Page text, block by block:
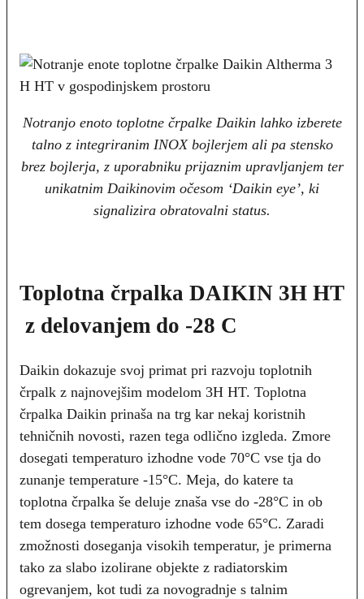
Notranjo enoto toplotne črpalke Daikin lahko izberete
talno z integriranim INOX bojlerjem ali pa stensko
brez bojlerja, z uporabniku prijaznim upravljanjem ter
unikatnim Daikinovim očesom ‘Daikin eye’, ki
signalizira obratovalni status.
Toplotna črpalka DAIKIN 3H HT
z delovanjem do -28 C
Daikin dokazuje svoj primat pri razvoju toplotnih
črpalk z najnovejšim modelom 3H HT. Toplotna
črpalka Daikin prinaša na trg kar nekaj koristnih
tehničnih novosti, razen tega odlično izgleda. Zmore
dosegati temperaturo izhodne vode 70°C vse tja do
zunanje temperature -15°C. Meja, do katere ta
toplotna črpalka še deluje znaša vse do -28°C in ob
tem dosega temperaturo izhodne vode 65°C. Zaradi
zmožnosti doseganja visokih temperatur, je primerna
tako za slabo izolirane objekte z radiatorskim
ogrevanjem, kot tudi za novogradnje s talnim